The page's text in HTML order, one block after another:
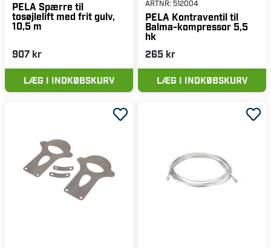
PELA Spærre til
tosøjlelift med frit gulv,
10,5 m
907 kr
LÆG I INDKØBSKURV
ARTNR: 512004
PELA Kontraventil til
Balma-kompressor 5,5
hk
265 kr
LÆG I INDKØBSKURV